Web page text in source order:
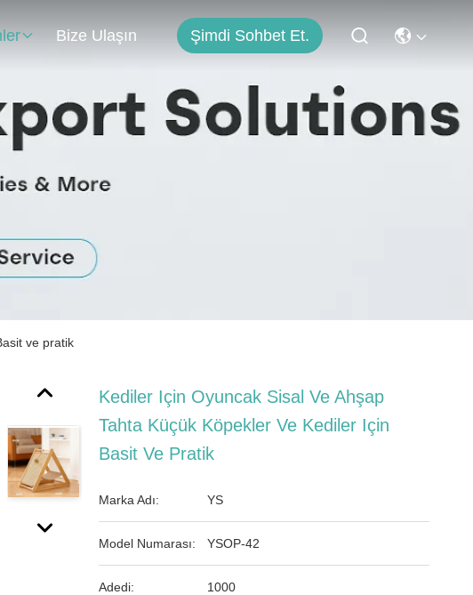
Bize Ulaşın Şimdi Sohbet Et.
ve pratik
Kediler Için Oyuncak Sisal Ve Ahşap
Tahta Küçük Köpekler Ve Kediler Için
Basit Ve Pratik
Marka Adı: YS
Model Numarası: YSOP-42
Adedi: 1000